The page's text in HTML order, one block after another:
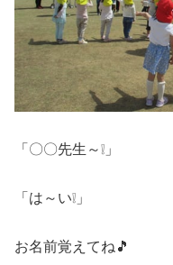
「〇〇先生～❕」
「は～い❕」
お名前覚えてね🎵